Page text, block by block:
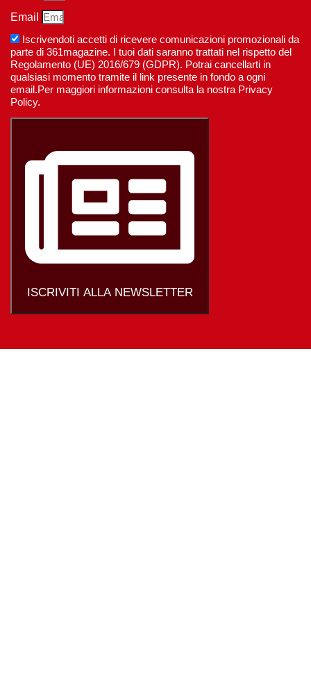
Email
Iscrivendoti accetti di ricevere comunicazioni promozionali da
parte di 361magazine. I tuoi dati saranno trattati nel rispetto del
Regolamento (UE) 2016/679 (GDPR). Potrai cancellarti in
qualsiasi momento tramite il link presente in fondo a ogni
email.Per maggiori informazioni consulta la nostra Privacy
Policy.
ISCRIVITI ALLA NEWSLETTER